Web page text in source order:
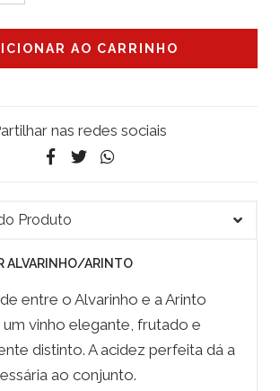
nas redes sociais
Produto
ALVARINHO/ARINTO
entre o Alvarinho e a Arinto
vinho elegante, frutado e
distinto. A acidez perfeita dá a
ao conjunto.